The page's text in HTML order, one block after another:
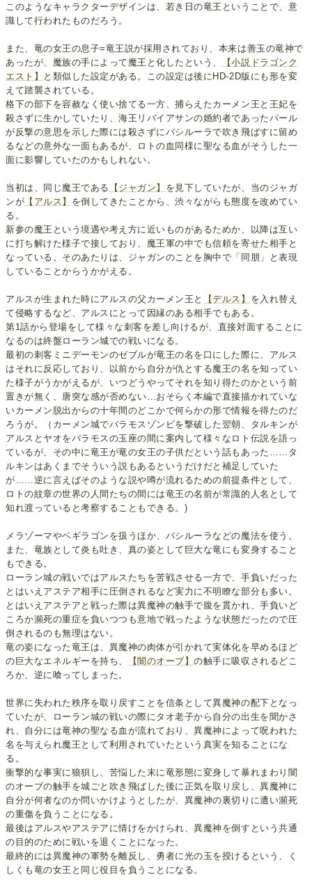
このようなキャラクターデザインは、若き日の竜王ということで、意
識して行われたものだろう。
また、竜の女王の息子=竜王説が採用されており、本来は善玉の竜神で
あったが、魔族の手によって魔王と化したという、
【小説ドラゴンク
エスト】
と類似した設定がある。この設定は後にHD-2D版にも形を変
えて踏襲されている。
格下の部下を容赦なく使い捨てる一方、捕らえたカーメン王と王妃を
殺さずに生かしていたり、海王リバイアサンの婚約者であったパール
が反撃の意思を示した際には殺さずにバシルーラで吹き飛ばすに留め
るなどの意外な一面もあるが、ロトの血同様に聖なる血がそうした一
面に影響していたのかもしれない。
当初は、同じ魔王である 【ジャガン】 を見下していたが、当のジャガ
ンが 【アルス】 を倒してきたことから、渋々ながらも態度を改めてい
る。
新参の魔王という境遇や考え方に近いものがあるためか、以降は互い
に打ち解けた様子で接しており、魔王軍の中でも信頼を寄せた相手と
なっている。そのあたりは、ジャガンのことを胸中で「同朋」と表現
していることからうかがえる。
アルスが生まれた時にアルスの父カーメン王と 【デルス】 を入れ替え
て侵略するなど、アルスにとって因縁のある相手でもある。
第1話から登場をして様々な刺客を差し向けるが、直接対面することに
なるのは終盤ローラン城での戦いになる。
最初の刺客ミニデーモンのゼブルが竜王の名を口にした際に、アルス
はそれに反応しており、以前から自分が仇とする魔王の名を知ってい
た様子がうかがえるが、いつどうやってそれを知り得たのかという前
置きが無く、唐突な感が否めない…おそらく本編で直接描かれていな
いカーメン脱出からの十年間のどこかで何らかの形で情報を得たのだ
ろうが。（カーメン城でバラモスゾンビを撃破した翌朝、タルキンが
アルスとヤオをバラモスの玉座の間に案内して様々なロト伝説を語っ
ているが、その中に竜王が竜の女王の子供だという話もあった……タ
ルキンはあくまでそういう説もあるというだけだと補足していた
が……逆に言えばそのような説や噂が流れるための前提条件として、
ロトの紋章の世界の人間たちの間には竜王の名前が常識的人名として
知れ渡っていると考察することもできる。)
メラゾーマやベギラゴンを扱うほか、バシルーラなどの魔法を使う。
また、竜族として炎も吐き、真の姿として巨大な竜にも変身すること
もできる。
ローラン城の戦いではアルスたちを苦戦させる一方で、手負いだった
とはいえアステア相手に圧倒されるなど実力に不明瞭な部分も多い。
とはいえアステアと戦った際は異魔神の触手で腹を貫かれ、手負いど
ころか瀕死の重症を負いつつも意地で戦ったような状態だったので圧
倒されるのも無理はない。
竜の姿になった竜王は、異魔神の肉体が引かれて実体化を早めるほど
の巨大なエネルギーを持ち、
【闇のオーブ】の触手に吸収されるどこ
ろか、逆に喰ってしまった。
世界に失われた秩序を取り戻すことを信条として異魔神の配下となっ
ていたが、ローラン城の戦いの際にタオ老子から自分の出生を聞かさ
れ、自分には竜神の聖なる血が流れており、異魔神によって呪われた
名を与えられ魔王として利用されていたという真実を知ることにな
る。
衝撃的な事実に狼狽し、苦悩した末に竜形態に変身して暴れまわり闇
のオーブの触手を城ごと吹き飛ばした後に正気を取り戻し、異魔神に
自分が何者なのか問いかけようとしたが、異魔神の裏切りに遭い瀕死
の重傷を負うことになる。
最後はアルスやアステアに情けをかけられ、異魔神を倒すという共通
の目的のために戦いを退くことになった。
最終的には異魔神の軍勢を離反し、勇者に光の玉を授けるという、く
しくも竜の女王と同じ役目を負うことになる。